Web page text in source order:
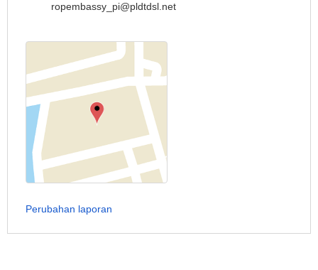
ropembassy_pi@pldtdsl.net
Perubahan laporan